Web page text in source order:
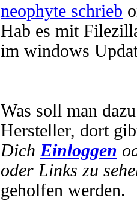
neophyte schrieb
Hab es mit
im windows
Was soll man
Hersteller, dort
Dich Einloggen
oder Links zu
geholfen werden.